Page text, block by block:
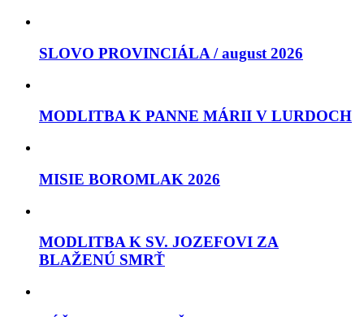
SLOVO PROVINCIÁLA / august 2026
MODLITBA K PANNE MÁRII V LURDOCH
MISIE BOROMLAK 2026
MODLITBA K SV. JOZEFOVI ZA
BLAŽENÚ SMRŤ